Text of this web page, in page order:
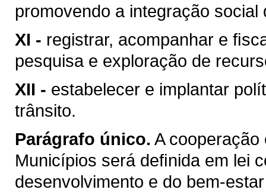
promovendo a integração
XI - registrar, acompanhar e
pesquisa e exploração de
XII - estabelecer e implantar
trânsito.
Parágrafo único. A cooperação
Municípios será deﬁnida em lei
desenvolvimento e do bem-